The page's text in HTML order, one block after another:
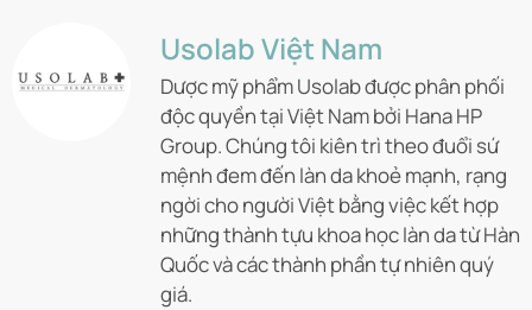
Usolab Việt Nam
Dược mỹ phẩm Usolab được phân phối
độc quyền tại Việt Nam bởi Hana HP
Group. Chúng tôi kiên trì theo đuổi sứ
mệnh đem đến làn da khoẻ mạnh, rạng
ngời cho người Việt bằng việc kết hợp
những thành tựu khoa học làn da từ Hàn
Quốc và các thành phần tự nhiên quý
giá.